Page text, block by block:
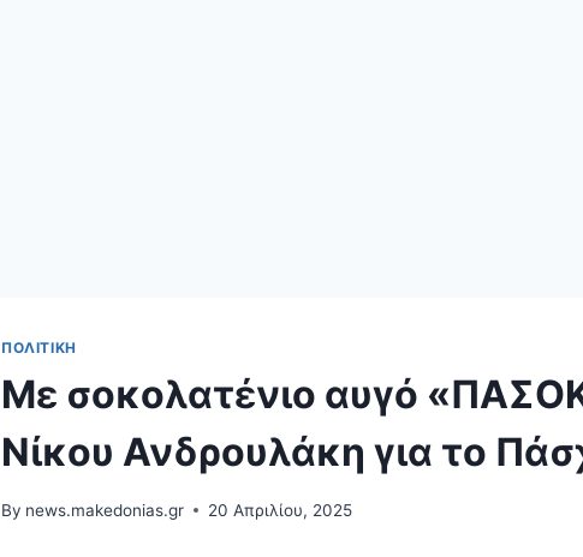
ΠΟΛΙΤΙΚΉ
Με σοκολατένιο αυγό
Νίκου Ανδρουλάκη για το
By news.makedonias.gr 20 Απριλίου, 2025